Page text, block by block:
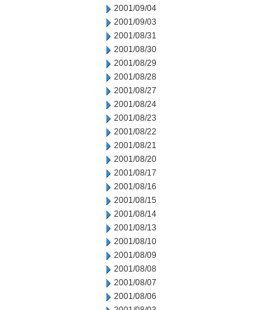
2001/09/04
2001/09/03
2001/08/31
2001/08/30
2001/08/29
2001/08/28
2001/08/27
2001/08/24
2001/08/23
2001/08/22
2001/08/21
2001/08/20
2001/08/17
2001/08/16
2001/08/15
2001/08/14
2001/08/13
2001/08/10
2001/08/09
2001/08/08
2001/08/07
2001/08/06